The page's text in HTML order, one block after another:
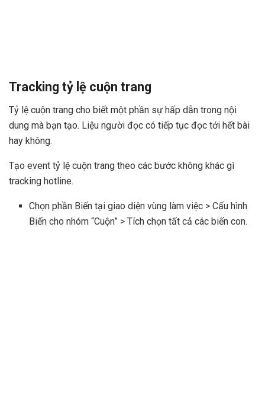
Tracking tỷ lệ cuộn trang
Tỷ lệ cuộn trang cho biết một phần sự hấp dẫn trong nội
dung mà bạn tạo. Liệu người đọc có tiếp tục đọc tới hết bài
hay không.
Tạo event tỷ lệ cuộn trang theo các bước không khác gì
tracking hotline.
Chọn phần Biến tại giao diện vùng làm việc > Cấu hình
Biến cho nhóm “Cuộn” > Tích chọn tất cả các biến con.